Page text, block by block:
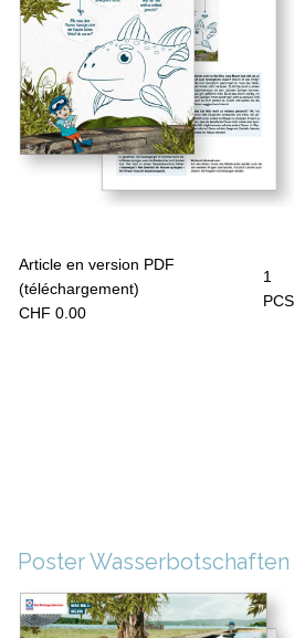
Article en version PDF
(téléchargement)
CHF 0.00
1
PCS
Poster Wasserbotschaften